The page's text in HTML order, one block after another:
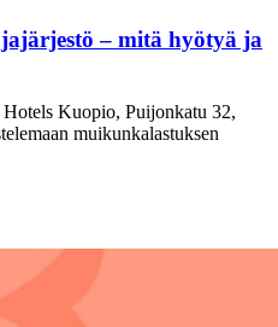
– mitä hyötyä ja
Kuopio, Puijonkatu 32,
muikunkalastuksen